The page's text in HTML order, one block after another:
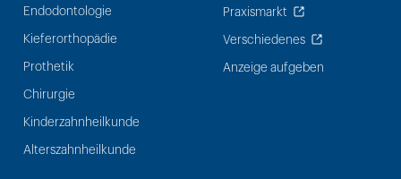
Endodontologie
Kieferorthopädie
Prothetik
Chirurgie
Kinderzahnheilkunde
Alterszahnheilkunde
Praxismarkt
Verschiedenes
Anzeige aufgeben